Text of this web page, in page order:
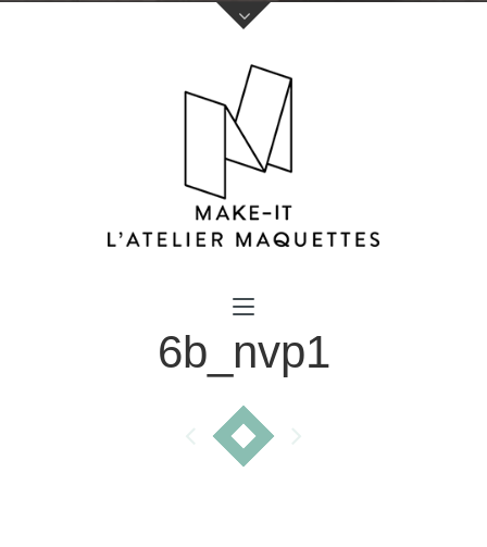
Votre nom (obligatoire)
Votre e-mail (obligatoire)6b_nvp1